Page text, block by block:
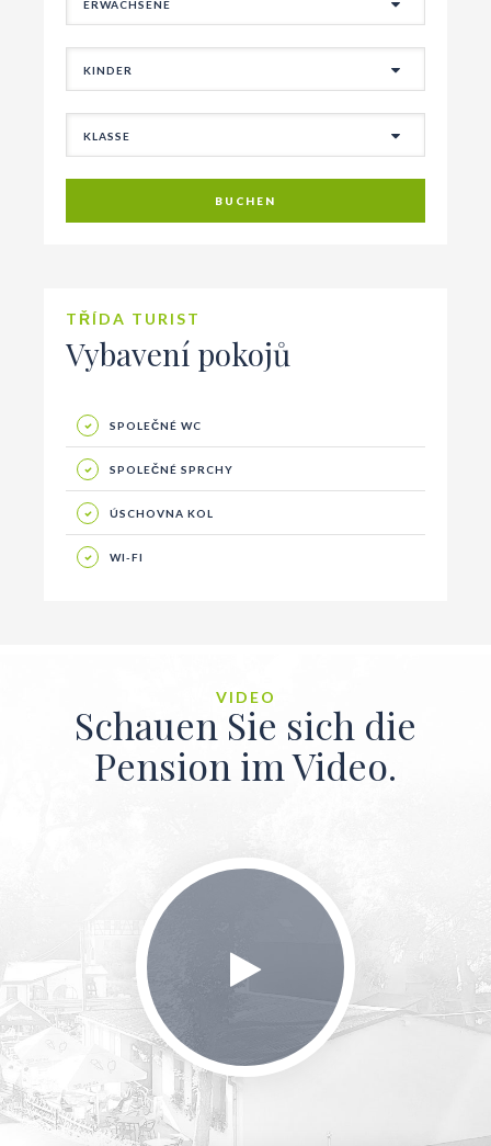
BUCHEN
TŘÍDA TURIST
Vybavení pokojů
SPOLEČNÉ WC
SPOLEČNÉ SPRCHY
ÚSCHOVNA KOL
WI-FI
VIDEO
Schauen Sie sich die
Pension im Video.